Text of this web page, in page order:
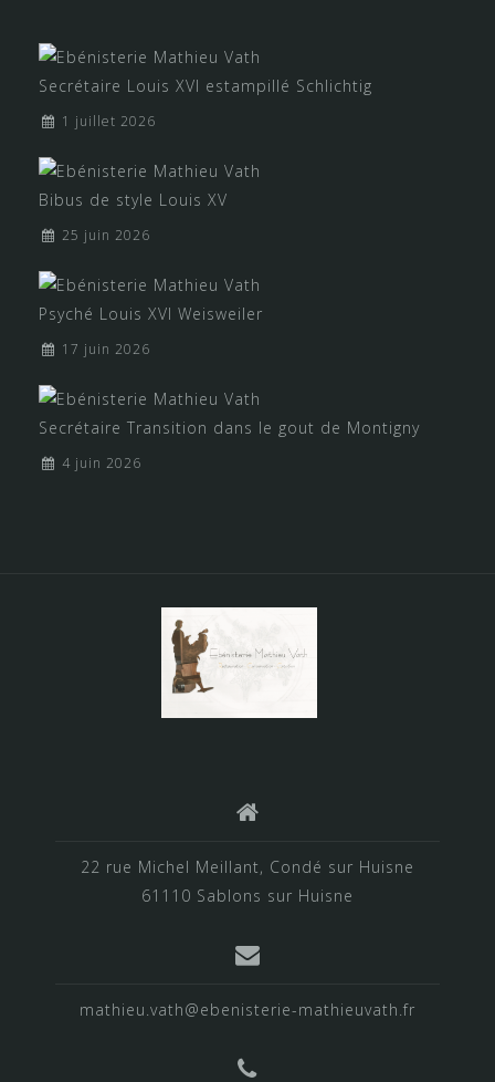
Secrétaire Louis XVI estampillé Schlichtig
1 juillet 2026
Bibus de style Louis XV
25 juin 2026
Psyché Louis XVI Weisweiler
17 juin 2026
Secrétaire Transition dans le gout de Montigny
4 juin 2026
22 rue Michel Meillant, Condé sur Huisne
61110 Sablons sur Huisne
mathieu.vath@ebenisterie-mathieuvath.fr